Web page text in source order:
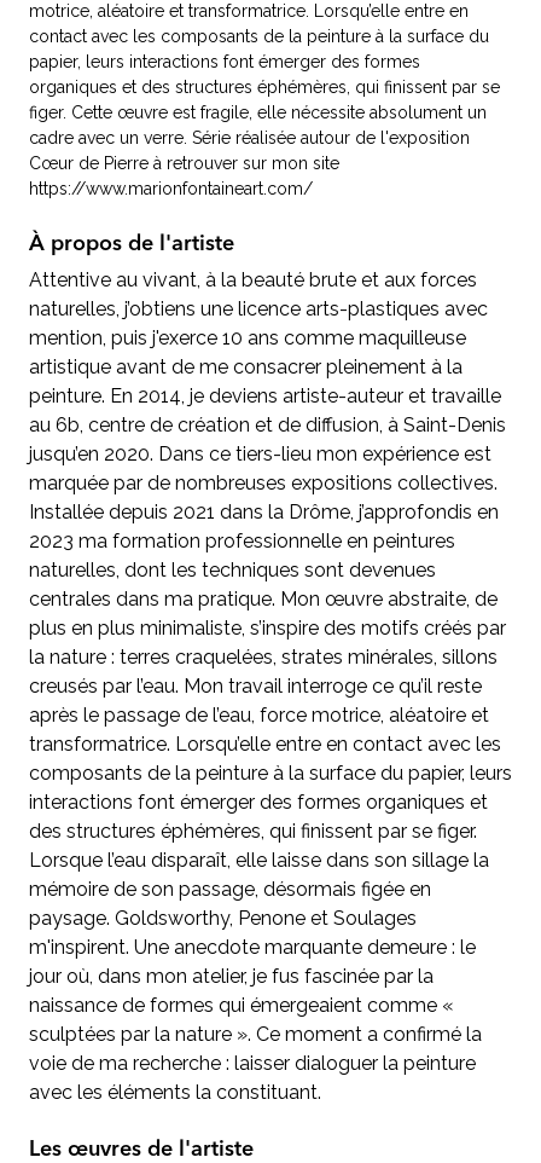
motrice, aléatoire et transformatrice. Lorsqu’elle entre en
contact avec les composants de la peinture à la surface du
papier, leurs interactions font émerger des formes
organiques et des structures éphémères, qui finissent par se
figer. Cette œuvre est fragile, elle nécessite absolument un
cadre avec un verre. Série réalisée autour de l'exposition
Cœur de Pierre à retrouver sur mon site
https://www.marionfontaineart.com/
À propos de l'artiste
Attentive au vivant, à la beauté brute et aux forces
naturelles, j’obtiens une licence arts-plastiques avec
mention, puis j'exerce 10 ans comme maquilleuse
artistique avant de me consacrer pleinement à la
peinture. En 2014, je deviens artiste-auteur et travaille
au 6b, centre de création et de diffusion, à Saint-Denis
jusqu’en 2020. Dans ce tiers-lieu mon expérience est
marquée par de nombreuses expositions collectives.
Installée depuis 2021 dans la Drôme, j’approfondis en
2023 ma formation professionnelle en peintures
naturelles, dont les techniques sont devenues
centrales dans ma pratique. Mon œuvre abstraite, de
plus en plus minimaliste, s’inspire des motifs créés par
la nature : terres craquelées, strates minérales, sillons
creusés par l’eau. Mon travail interroge ce qu’il reste
après le passage de l’eau, force motrice, aléatoire et
transformatrice. Lorsqu’elle entre en contact avec les
composants de la peinture à la surface du papier, leurs
interactions font émerger des formes organiques et
des structures éphémères, qui finissent par se figer.
Lorsque l’eau disparaît, elle laisse dans son sillage la
mémoire de son passage, désormais figée en
paysage. Goldsworthy, Penone et Soulages
m'inspirent. Une anecdote marquante demeure : le
jour où, dans mon atelier, je fus fascinée par la
naissance de formes qui émergeaient comme «
sculptées par la nature ». Ce moment a confirmé la
voie de ma recherche : laisser dialoguer la peinture
avec les éléments la constituant.
Les œuvres de l'artiste